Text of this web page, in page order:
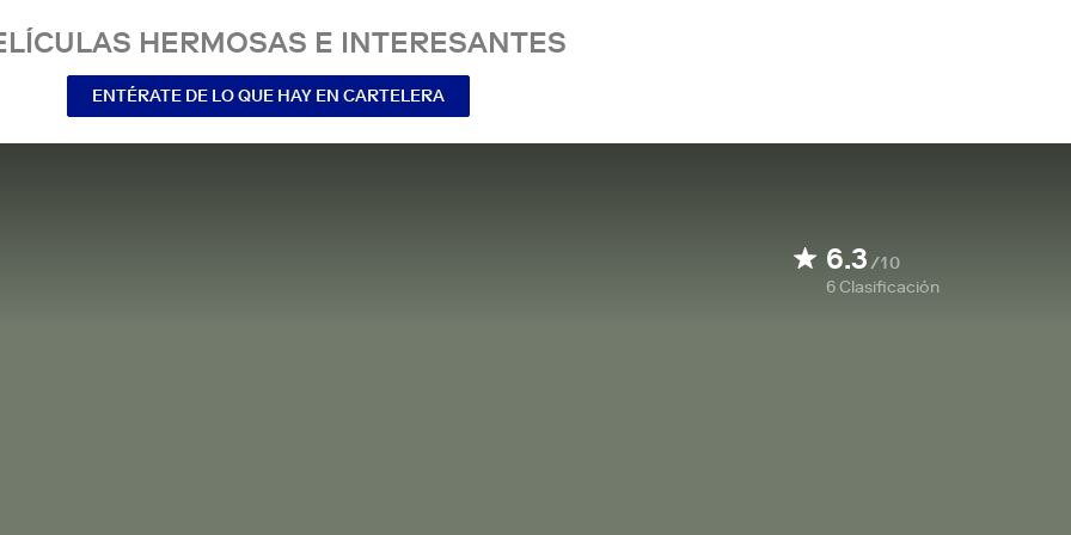
HERMOSAS E INTERESANTES
ENTÉRATE DE LO QUE HAY EN CARTELERA
6.3/10
6Clasificación